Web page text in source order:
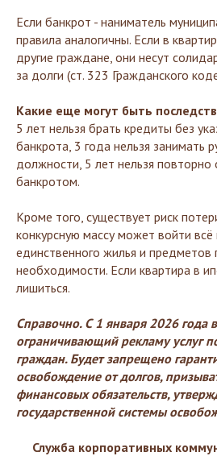
Если банкрот - наниматель
правила аналогичны. Если в
другие граждане, они несут
за долги (ст. 323 Гражданского
Какие еще могут быть
5 лет нельзя брать кредиты без
банкрота, 3 года нельзя занимать
должности, 5 лет нельзя повторно
банкротом.
Кроме того, существует риск
конкурсную массу может войти
единственного жилья и предметов
необходимости. Если квартира в
лишиться.
Справочно. С 1 января 2026 года
ограничивающий рекламу услуг
граждан. Будет запрещено
освобождение от долгов,
финансовых обязательств,
государственной системы
Служба корпоративных